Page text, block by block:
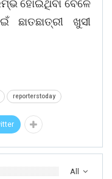
ହୋଇଥିବା ବେଳେ
ଖୁସୀ
reporterstoday
All